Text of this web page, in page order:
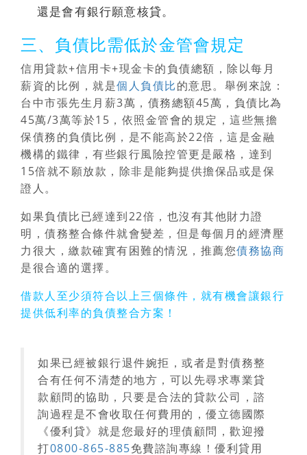
還是會有銀行願意核貸。
三、負債比需低於金管會規定
信用貸款+信用卡+現金卡的負債總額，除以每月
薪資的比例，就是個人負債比的意思。舉例來說：
台中市張先生月薪3萬，債務總額45萬，負債比為
45萬/3萬等於15，依照金管會的規定，這些無擔
保債務的負債比例，是不能高於22倍，這是金融
機構的鐵律，有些銀行風險控管更是嚴格，達到
15倍就不願放款，除非是能夠提供擔保品或是保
證人。
如果負債比已經達到22倍，也沒有其他財力證
明， 債務整合條件就會變差 ，但是每個月的經濟壓
力很大，繳款確實有困難的情況，推薦您債務協商
是很合適的選擇。
借款人至少須符合以上三個條件，就有機會讓銀行
提供低利率的負債整合方案！
如果已經被銀行退件婉拒，或者是對債務整
合有任何不清楚的地方，可以先尋求專業貸
款顧問的協助，只要是合法的貸款公司，諮
詢過程是不會收取任何費用的，優立德國際
《優利貸》就是您最好的理債顧問，歡迎撥
打0800-865-885免費諮詢專線！優利貸用